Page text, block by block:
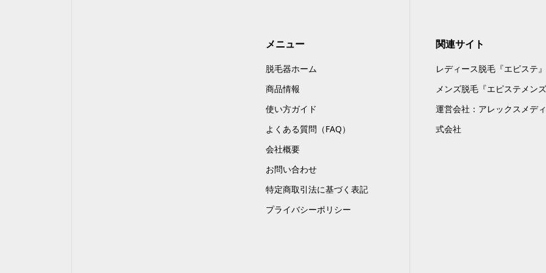
メニュー
脱毛器ホーム
商品情報
使い方ガイド
よくある質問（FAQ）
会社概要
お問い合わせ
特定商取引法に基づく表記
プライバシーポリシー
関連サイト
レディース脱毛『エピステ』
メンズ脱毛『エピステメンズ
運営会社：アレックスメデ
式会社